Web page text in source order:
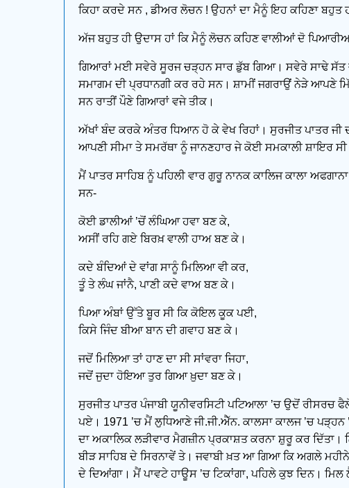
ਕਿਹਾ ਕਰਦੇ ਸਨ , ਡੀਅਰ ਲੋਚਨ ! ਉਹਨਾਂ ਦਾ ਮੈਨੂੰ ਇਹ ਕਹਿਣਾ ਬਹੁਤ
ਅੱਜ ਬਹੁਤ ਹੀ ਉਦਾਸ ਹਾਂ ਕਿ ਮੈਨੂੰ ਲੋਚਨ ਕਹਿਣ ਵਾਲੀਆਂ ਦੋ
ਗਿਆਰਾਂ ਮਈ ਸਵੇਰੇ ਸੂਰਜ ਚੜ੍ਹਨ ਸਾਰ ਡੁੱਬ ਗਿਆ। ਸਵੇਰੇ ਸਾਢੇ ਸੱਤ
ਸਮਾਗਮ ਦੀ ਪ੍ਰਧਾਨਗੀ ਕਰ ਰਹੇ ਸਨ। ਸ਼ਾਮੀਂ ਜਗਰਾਉਂ ਨੇੜੇ ਆਪਣੇ
ਸਨ ਰਾਤੀਂ ਪੌਣੇ ਗਿਆਰਾਂ ਵਜੇ ਤੀਕ।
ਅੱਖਾਂ ਬੰਦ ਕਰਕੇ ਅੰਤਰ ਧਿਆਨ ਹੋ ਕੇ ਵੇਖ ਰਿਹਾਂ। ਸੁਰਜੀਤ ਪਾਤਰ ਜੀ
ਆਪਣੀ ਸੀਮਾ ਤੇ ਸਮਰੱਥਾ ਨੂੰ ਜਾਨਣਹਾਰ ਜੇ ਕੋਈ ਸਮਕਾਲੀ ਸ਼ਾਇਰ
ਮੈਂ ਪਾਤਰ ਸਾਹਿਬ ਨੂੰ ਪਹਿਲੀ ਵਾਰ ਗੁਰੂ ਨਾਨਕ ਕਾਲਿਜ ਕਾਲਾ
ਸਨ-
ਕੋਈ ਡਾਲੀਆਂ ’ਚੋਂ ਲੰਘਿਆ ਹਵਾ ਬਣ ਕੇ,
ਅਸੀਂ ਰਹਿ ਗਏ ਬਿਰਖ਼ ਵਾਲੀ ਹਾਅ ਬਣ ਕੇ।
ਕਦੇ ਬੰਦਿਆਂ ਦੇ ਵਾਂਗ ਸਾਨੂੰ ਮਿਲਿਆ ਵੀ ਕਰ,
ਤੂੰ ਤੇ ਲੰਘ ਜਾਂਨੈ, ਪਾਣੀ ਕਦੇ ਵਾਅ ਬਣ ਕੇ।
ਪਿਆ ਅੰਬਾਂ ਉੱਤੇ ਬੂਰ ਸੀ ਕਿ ਕੋਇਲ ਕੂਕ ਪਈ,
ਕਿਸੇ ਜਿੰਦ ਬੀਆ ਬਾਨ ਦੀ ਗਵਾਹ ਬਣ ਕੇ।
ਜਦੋਂ ਮਿਲਿਆ ਤਾਂ ਹਾਣ ਦਾ ਸੀ ਸਾਂਵਰਾ ਜਿਹਾ,
ਜਦੋਂ ਜੁਦਾ ਹੋਇਆ ਤੁਰ ਗਿਆ ਖ਼ੁਦਾ ਬਣ ਕੇ।
ਸੁਰਜੀਤ ਪਾਤਰ ਪੰਜਾਬੀ ਯੂਨੀਵਰਸਿਟੀ ਪਟਿਆਲਾ ’ਚ ਉਦੋਂ ਰੀਸਰਚ
ਪਏ। 1971 ’ਚ ਮੈਂ ਲੁਧਿਆਣੇ ਜੀ.ਜੀ.ਐੱਨ. ਕਾਲਸਾ ਕਾਲਜ ’ਚ
ਦਾ ਅਕਾਲਿਕ ਲੜੀਵਾਰ ਮੈਗਜ਼ੀਨ ਪ੍ਰਕਾਸ਼ਤ ਕਰਨਾ ਸ਼ੁਰੂ ਕਰ
ਬੀੜ ਸਾਹਿਬ ਦੇ ਸਿਰਨਾਵੇਂ ਤੇ। ਜਵਾਬੀ ਖ਼ਤ ਆ ਗਿਆ ਕਿ ਅਗਲੇ
ਦੇ ਦਿਆਂਗਾ। ਮੈਂ ਪਾਵਟੇ ਹਾਊਸ ’ਚ ਟਿਕਾਂਗਾ, ਪਹਿਲੇ ਕੁਝ ਦਿਨ। ਮਿਲ